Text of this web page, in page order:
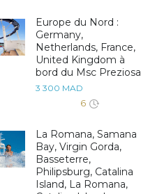
Europe du Nord :
Germany,
Netherlands, France,
United Kingdom à
bord du Msc Preziosa
3 300 MAD
6
La Romana, Samana
Bay, Virgin Gorda,
Basseterre,
Philipsburg, Catalina
Island, La Romana,